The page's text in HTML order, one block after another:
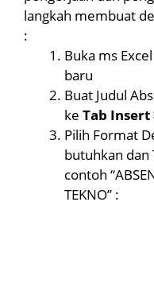
langkah membuat
:
Buka ms
baru
Buat Judul
ke Tab
Pilih Format
butuhkan dan
contoh
TEKNO” :